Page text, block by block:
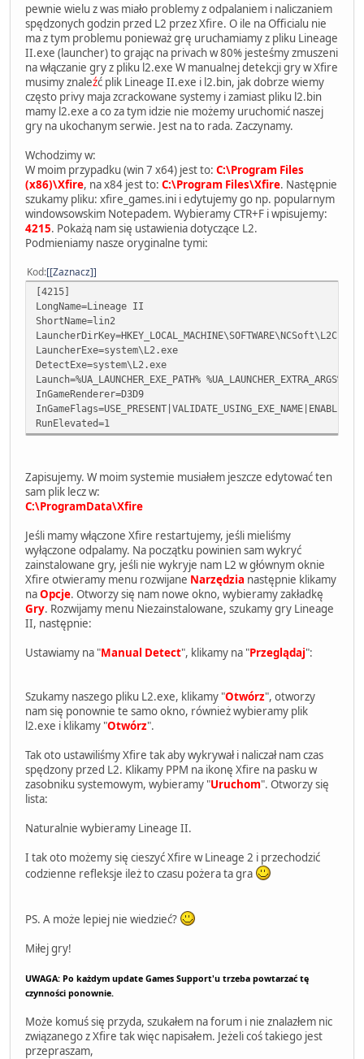
pewnie wielu z was miało problemy z odpalaniem i naliczaniem
spędzonych godzin przed L2 przez Xfire. O ile na Officialu nie
ma z tym problemu ponieważ grę uruchamiamy z pliku Lineage
II.exe (launcher) to grając na privach w 80% jesteśmy zmuszeni
na włączanie gry z pliku l2.exe W manualnej detekcji gry w Xfire
musimy znaleźć plik Lineage II.exe i l2.bin, jak dobrze wiemy
często privy maja zcrackowane systemy i zamiast pliku l2.bin
mamy l2.exe a co za tym idzie nie możemy uruchomić naszej
gry na ukochanym serwie. Jest na to rada. Zaczynamy.
Wchodzimy w:
W moim przypadku (win 7 x64) jest to: C:\Program Files
(x86)\Xfire, na x84 jest to: C:\Program Files\Xfire. Następnie
szukamy pliku: xfire_games.ini i edytujemy go np. popularnym
windowsowskim Notepadem. Wybieramy CTR+F i wpisujemy:
4215. Pokażą nam się ustawienia dotyczące L2.
Podmieniamy nasze oryginalne tymi:
Kod [Zaznacz]
[4215]
LongName=Lineage II
ShortName=lin2
LauncherExe=system\L2.exe
DetectExe=system\L2.exe
Launch=%UA_LAUNCHER_EXE_PATH% %UA_LAUNCHER_EXTRA_ARGS%
InGameRenderer=D3D9
RunElevated=1
Zapisujemy. W moim systemie musiałem jeszcze edytować ten
sam plik lecz w:
C:\ProgramData\Xfire
Jeśli mamy włączone Xfire restartujemy, jeśli mieliśmy
wyłączone odpalamy. Na początku powinien sam wykryć
zainstalowane gry, jeśli nie wykryje nam L2 w głównym oknie
Xfire otwieramy menu rozwijane Narzędzia następnie klikamy
naOpcje. Otworzy się nam nowe okno, wybieramy zakładkę
Gry. Rozwijamy menu Niezainstalowane, szukamy gry Lineage
II, następnie:
Ustawiamy na "Manual Detect", klikamy na "Przeglądaj":
Szukamy naszego pliku L2.exe, klikamy "Otwórz", otworzy
nam się ponownie te samo okno, również wybieramy plik
l2.exe i klikamy "Otwórz".
Tak oto ustawiliśmy Xfire tak aby wykrywał i naliczał nam czas
spędzony przed L2. Klikamy PPM na ikonę Xfire na pasku w
zasobniku systemowym, wybieramy "Uruchom". Otworzy się
lista:
Naturalnie wybieramy Lineage II.
I tak oto możemy się cieszyć Xfire w Lineage 2 i przechodzić
codzienne refleksje ileż to czasu pożera ta gra
PS. A może lepiej nie wiedzieć?
Miłej gry!
UWAGA: Po każdym update Games Support'u trzeba powtarzać tę
czynności ponownie.
Może komuś się przyda, szukałem na forum i nie znalazłem nic
związanego z Xfire tak więc napisałem. Jeżeli coś takiego jest
przepraszam,